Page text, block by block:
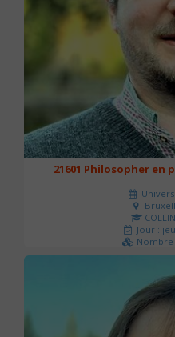
21601 Philosopher en
Jour :
Nombre